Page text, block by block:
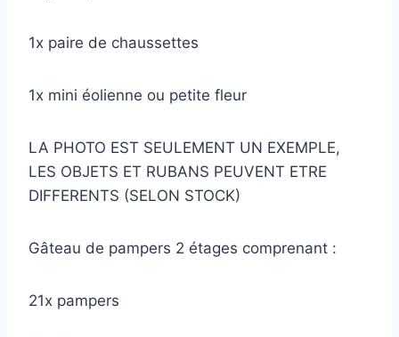
1x paire de chaussettes
1x mini éolienne ou petite fleur
LA PHOTO EST SEULEMENT UN EXEMPLE,
LES OBJETS ET RUBANS PEUVENT ETRE
DIFFERENTS (SELON STOCK)
Gâteau de pampers 2 étages comprenant :
21x pampers